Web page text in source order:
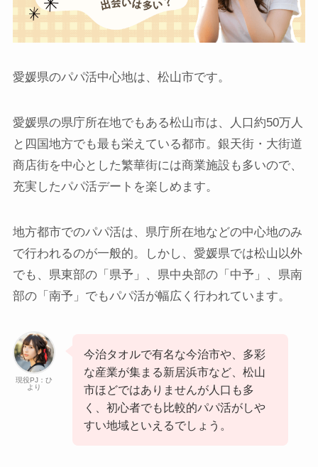
愛媛県のパパ活中心地は、松山市です。
愛媛県の県庁所在地でもある松山市は、人口約50万人
と四国地方でも最も栄えている都市。銀天街・大街道
商店街を中心とした繁華街には商業施設も多いので、
充実したパパ活デートを楽しめます。
地方都市でのパパ活は、県庁所在地などの中心地のみ
で行われるのが一般的。しかし、愛媛県では松山以外
でも、県東部の「県予」、県中央部の「中予」、県南
部の「南予」でもパパ活が幅広く行われています。
現役PJ：ひ
より
今治タオルで有名な今治市や、多彩
な産業が集まる新居浜市など、松山
市ほどではありませんが人口も多
く、初心者でも比較的パパ活がしや
すい地域といえるでしょう。